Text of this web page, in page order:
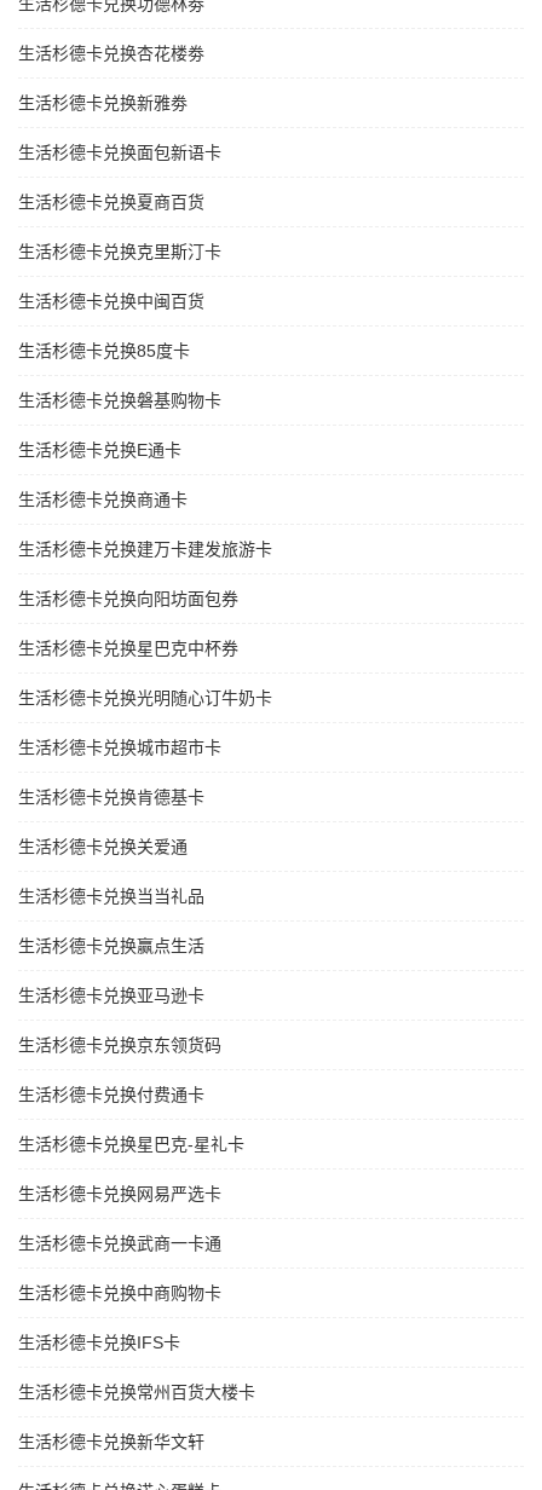
生活杉德卡兑换杏花楼劵
生活杉德卡兑换新雅劵
生活杉德卡兑换面包新语卡
生活杉德卡兑换夏商百货
生活杉德卡兑换克里斯汀卡
生活杉德卡兑换中闽百货
生活杉德卡兑换85度卡
生活杉德卡兑换磐基购物卡
生活杉德卡兑换E通卡
生活杉德卡兑换商通卡
生活杉德卡兑换建万卡建发旅游卡
生活杉德卡兑换向阳坊面包券
生活杉德卡兑换星巴克中杯券
生活杉德卡兑换光明随心订牛奶卡
生活杉德卡兑换城市超市卡
生活杉德卡兑换肯德基卡
生活杉德卡兑换关爱通
生活杉德卡兑换当当礼品
生活杉德卡兑换赢点生活
生活杉德卡兑换亚马逊卡
生活杉德卡兑换京东领货码
生活杉德卡兑换付费通卡
生活杉德卡兑换星巴克-星礼卡
生活杉德卡兑换网易严选卡
生活杉德卡兑换武商一卡通
生活杉德卡兑换中商购物卡
生活杉德卡兑换IFS卡
生活杉德卡兑换常州百货大楼卡
生活杉德卡兑换新华文轩